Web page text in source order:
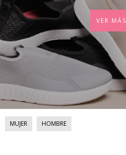
VER MÁS
MUJER HOMBRE